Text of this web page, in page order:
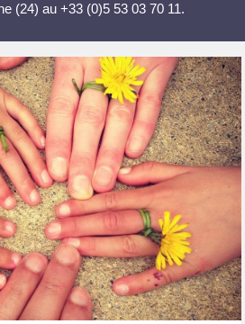
(24) au +33 (0)5 53 03 70 11.